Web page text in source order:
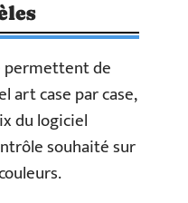
permettent de
art case par case,
du logiciel
souhaité sur